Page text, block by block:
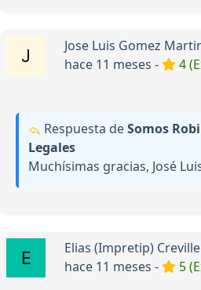
Jose Luis Gomez
hace 11 meses -
4
Respuesta deSomos
Legales
Muchísimas gracias, José
Elias (Impretip)
hace 11 meses -
5